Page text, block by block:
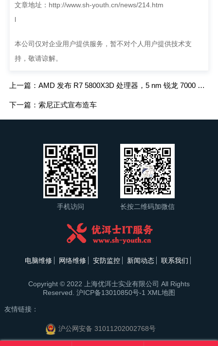
文章地址： http://www.sh-youth.cn/news/214.htm
l
本公司仅对企业用户提供服务，暂不对个人用户提供技术支
持，敬请谅解。
上一篇：AMD 发布 R7 5800X3D 处理器，5 nm 锐龙 7000 新品下半年上市
下一篇：索尼正式宣布造车
手机访问 长按二维码加微信
电脑维修 网络维修 安防监控 新闻动态 联系我们
Copyright © 2022 上海优洱士实业有限公司 All Rights
Reserved. 沪ICP备13010850号-1 XML地图
友情链接：
沪公网安备 31011202002768号